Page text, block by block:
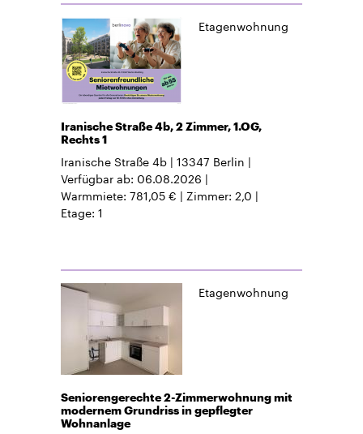
Etagenwohnung
Iranische Straße 4b, 2 Zimmer, 1.OG,
Rechts 1
Iranische Straße 4b 13347 Berlin
Verfügbar ab 06.08.2026
Warmmiete 781,05 € Zimmer 2,0
Etage 1
Etagenwohnung
Seniorengerechte 2-Zimmerwohnung mit
modernem Grundriss in gepflegter
Wohnanlage